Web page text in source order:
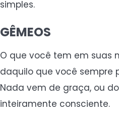
simples.
GÊMEOS
O que você tem em suas
daquilo que você sempre
Nada vem de graça, ou
inteiramente consciente.